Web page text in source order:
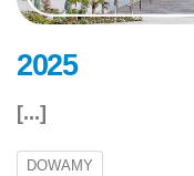
2025
[...]
DOWAMY